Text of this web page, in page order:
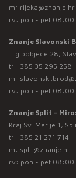
m: rijeka@znanje.hr
rv: pon - pet
Znanje Slavonski
Trg pobjede 28,
t: +385 35 295 258
m:
rv: pon - pet
Znanje Split -
Kraj Sv. Marije 1,
t: +385 21 271 714
m: split@znanje.hr
rv: pon - pet